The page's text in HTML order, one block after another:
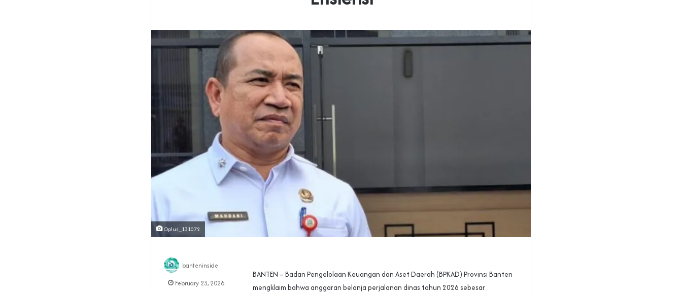
Oplus_131072
BANTEN – Badan Pengelolaan Keuangan dan Aset Daerah (BPKAD) Provinsi Banten
mengklaim bahwa anggaran belanja perjalanan dinas tahun 2026 sebesar
banteninside
February 23, 2026